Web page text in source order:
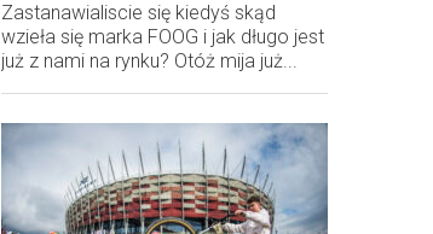
Zastanawialiscie się kiedyś skąd
wzieła się marka FOOG i jak długo jest
już z nami na rynku? Otóż mija już...